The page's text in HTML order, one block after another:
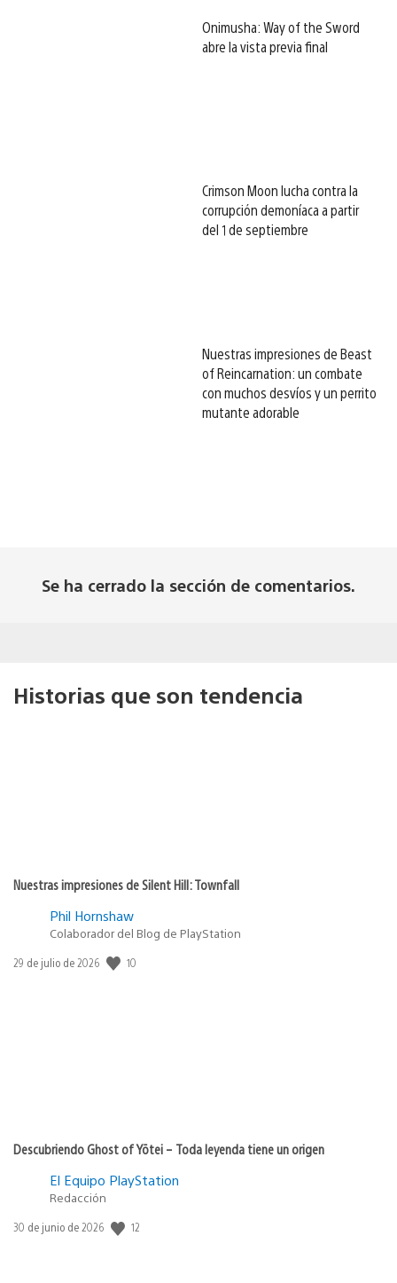
Onimusha: Way of the Sword
abre la vista previa final
Crimson Moon lucha contra la
corrupción demoníaca a partir
del 1 de septiembre
Nuestras impresiones de Beast
of Reincarnation: un combate
con muchos desvíos y un perrito
mutante adorable
Se ha cerrado la sección de comentarios.
Historias que son tendencia
Nuestras impresiones de Silent Hill: Townfall
Phil Hornshaw
Colaborador del Blog de PlayStation
Fecha
29 de julio de 2026 10
Descubriendo Ghost of Yōtei – Toda leyenda tiene un origen
El Equipo PlayStation
Redacción
Fecha
30 de junio de 2026 12